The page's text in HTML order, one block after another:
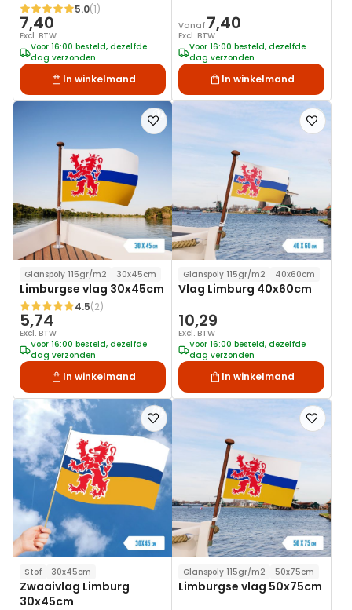
Waardering:
5.0(1)
7,40
Excl. BTW
Voor 16:00 besteld, dezelfde
dag verzonden
In winkelmand
Vanaf 7,40
Excl. BTW
Voor 16:00 besteld, dezelfde
dag verzonden
In winkelmand
Voeg
toe
Glanspoly 115gr/m2 30x45cm
Limburgse vlag 30x45cm
Waardering:4.5(2)
5,74
Excl. BTW
Voor 16:00 besteld, dezelfde
dag verzonden
In winkelmand
Voeg
toe
Glanspoly 115gr/m2 40x60cm
Vlag Limburg 40x60cm
10,29
Excl. BTW
Voor 16:00 besteld, dezelfde
dag verzonden
In winkelmand
Voeg
toe
aan
verlanglijst
Stof 30x45cm
Zwaaivlag Limburg
30x45cm
Voeg
toe
Glanspoly 115gr/m2 50x75cm
Limburgse vlag 50x75cm